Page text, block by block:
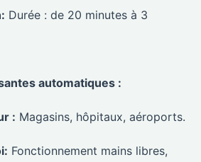
Durée : de 20 minutes à 3
automatiques :
: Magasins, hôpitaux, aéroports.
Fonctionnement mains libres,